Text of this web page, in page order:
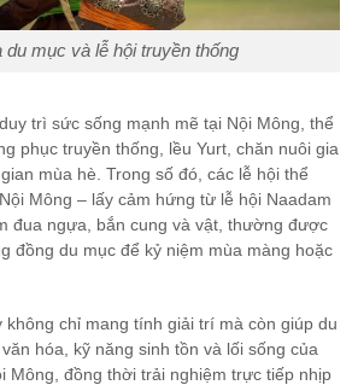
du mục và lễ hội truyền thống
trì sức sống mạnh mẽ tại Nội Mông, thể
phục truyền thống, lều Yurt, chăn nuôi gia
mùa hè. Trong số đó, các lễ hội thể
Mông – lấy cảm hứng từ lễ hội Naadam
đua ngựa, bắn cung và vật, thường được
đồng du mục để kỷ niệm mùa màng hoặc
không chỉ mang tính giải trí mà còn giúp du
hóa, kỹ năng sinh tồn và lối sống của
Mông, đồng thời trải nghiệm trực tiếp nhịp